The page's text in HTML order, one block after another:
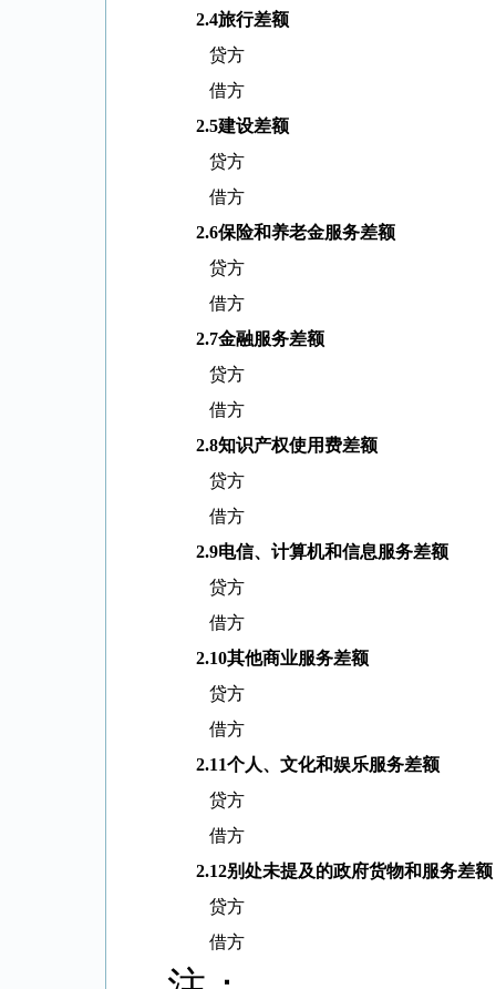
2.4旅行差额
贷方
借方
2.5建设差额
贷方
借方
2.6保险和养老金服务差额
贷方
借方
2.7金融服务差额
贷方
借方
2.8知识产权使用费差额
贷方
借方
2.9电信、计算机和信息服务差额
贷方
借方
2.10其他商业服务差额
贷方
借方
2.11个人、文化和娱乐服务差额
贷方
借方
2.12别处未提及的政府货物和服务差额
贷方
借方